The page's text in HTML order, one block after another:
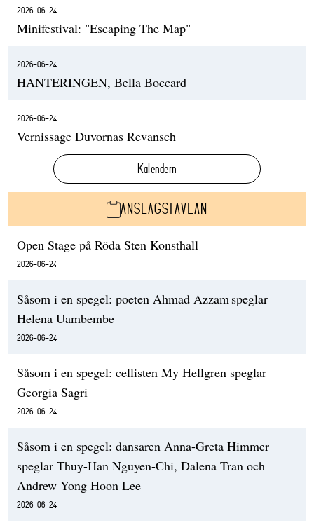
2026-06-24
Minifestival: "Escaping The Map"
2026-06-24
HANTERINGEN, Bella Boccard
2026-06-24
Vernissage Duvornas Revansch
Kalendern
ANSLAGSTAVLAN
Open Stage på Röda Sten Konsthall
2026-06-24
Såsom i en spegel: poeten Ahmad Azzam speglar
Helena Uambembe
2026-06-24
Såsom i en spegel: cellisten My Hellgren speglar
Georgia Sagri
2026-06-24
Såsom i en spegel: dansaren Anna-Greta Himmer
speglar Thuy-Han Nguyen-Chi, Dalena Tran och
Andrew Yong Hoon Lee
2026-06-24